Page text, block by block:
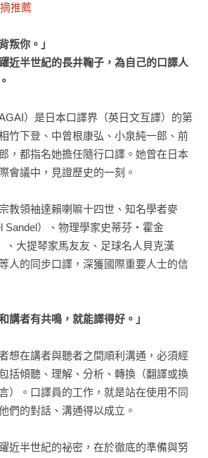
推薦
叛你。」
近半世紀的長井鞠子，為自己的口譯人
）是日本口譯界（英日文互譯）的第
竹下登、中曾根康弘、小泉純一郎、前
，都指名她擔任隨行口譯。她曾在日本
會議中，見證歷史的一刻。
教領袖達賴喇嘛十四世、知名學者麥
Sandel）、物理學家史蒂芬‧霍金
、大提琴家馬友友、足球名人貝克漢
人的同步口譯，深獲國際重要人士的信
講者有共鳴，就能譯得好。」
想在講者與聽者之間順利溝通，必須經
括傾聽、理解、分析、轉換（翻譯或換
）。口譯員的工作，就是站在使用不同
們的對話、溝通得以成立。
近半世紀的祕密，在於徹底的準備與努